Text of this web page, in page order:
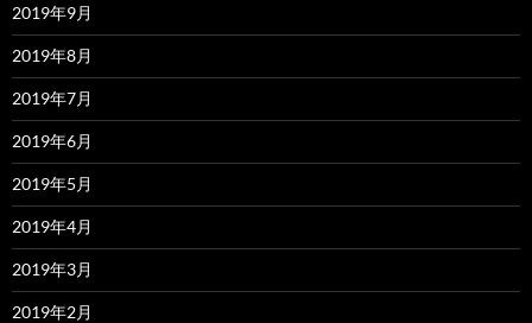
2019年9月
2019年8月
2019年7月
2019年6月
2019年5月
2019年4月
2019年3月
2019年2月